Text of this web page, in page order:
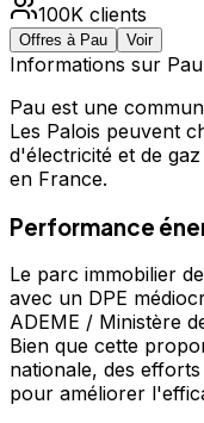
100K clients
Offres à Pau Voir
Informations sur Pau
Pau est une
Les Palois peuvent
d'électricité et de
en France.
Performance
Le parc immobilier
avec un DPE
ADEME / Ministère
Bien que cette
nationale, des
pour améliorer